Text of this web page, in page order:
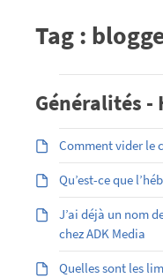
Tag :
Généralités -
Comment vider le
Qu’est-ce que
J’ai déjà un nom
chez ADK Media
Quelles sont les